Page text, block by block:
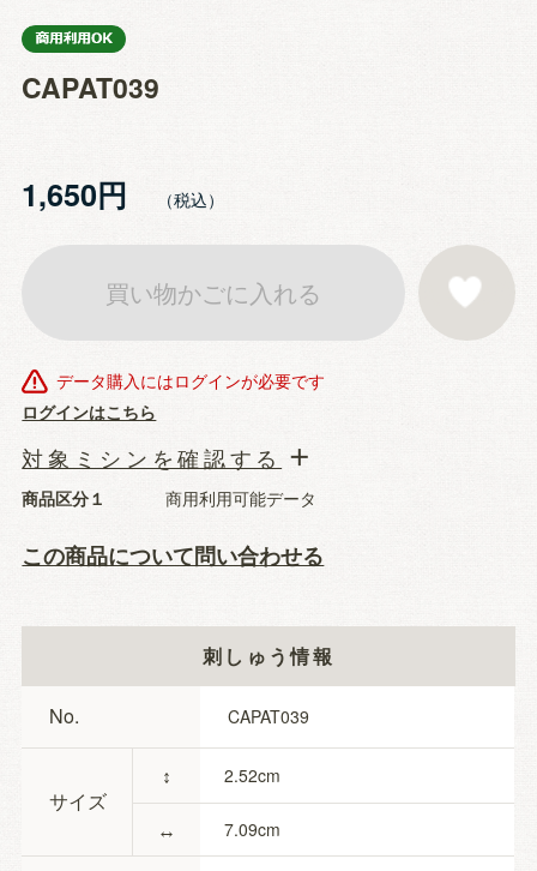
CAPAT039
1,650円
データ購入にはログインが必要です
買い物かごに入れる
ログインはこちら
お気に入りに登
商品区分１ 商用利用可能データ
この商品について問い合わせる
対象ミシンを確認する
刺しゅう情報
No. CAPAT039
サイズ
↕
↔
2.52
7.09